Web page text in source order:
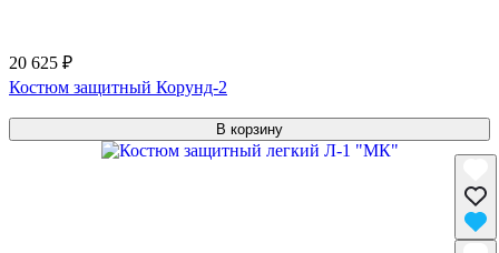
20 625 ₽
Костюм защитный Корунд-2
В корзину